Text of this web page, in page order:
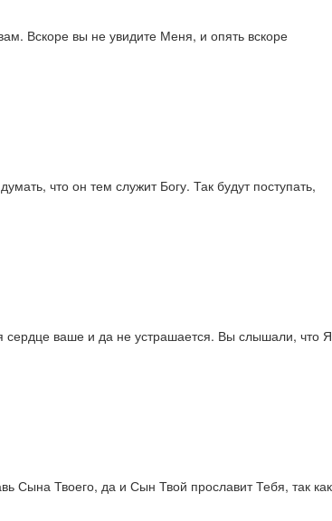
Вскоре вы не увидите Меня, и опять вскоре
что он тем служит Богу. Так будут поступать,
ваше и да не устрашается. Вы слышали, что Я
Сына Твоего, да и Сын Твой прославит Тебя, так как